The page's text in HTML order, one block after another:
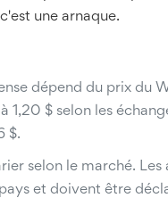
une arnaque.
dépend du prix du
1,20 $ selon les
$.
selon le marché.
et doivent être